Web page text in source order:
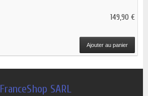
149,90 €
Ajouter au panier
FranceShop SARL